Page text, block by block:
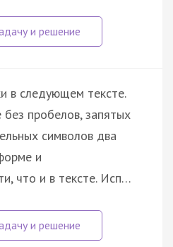
в следующем тексте.
пробелов, запятых
символов два
и
что и в тексте. Исп…